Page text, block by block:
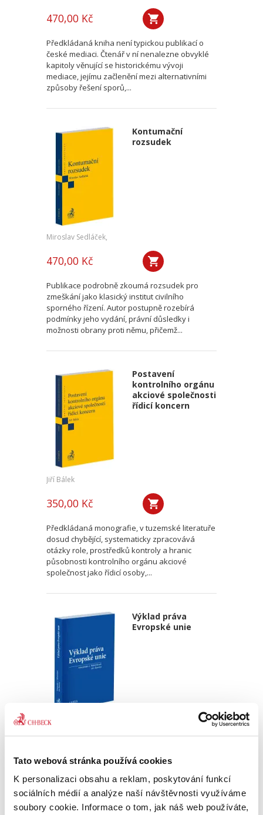
Tato webová stránka používá cookies
K personalizaci obsahu a reklam, poskytování funkcí
sociálních médií a analýze naší návštěvnosti využíváme
soubory cookie. Informace o tom, jak náš web používáte,
470,00 Kč
Předkládaná kniha není typickou publikací o
české mediaci. Čtenář v ní nenalezne obvyklé
kapitoly věnující se historickému vývoji
mediace, jejímu začlenění mezi alternativními
způsoby řešení sporů,...
Kontumační
rozsudek
Miroslav Sedláček,
470,00 Kč
Publikace podrobně zkoumá rozsudek pro
zmeškání jako klasický institut civilního
sporného řízení. Autor postupně rozebírá
podmínky jeho vydání, právní důsledky i
možnosti obrany proti němu, přičemž...
Postavení
kontrolního orgánu
akciové společnosti
řídicí koncern
Jiří Bálek
350,00 Kč
Předkládaná monografie, v tuzemské literatuře
dosud chybějící, systematicky zpracovává
otázky role, prostředků kontroly a hranic
působnosti kontrolního orgánu akciové
společnost jako řídicí osoby,...
Výklad práva
Evropské unie
Alexander J. Bělohlávek
ovlivňuje bezmála všechna odvětví českého
právního řádu. Základem pro správný výklad
práva EU a porozumění korelaci mezi českým